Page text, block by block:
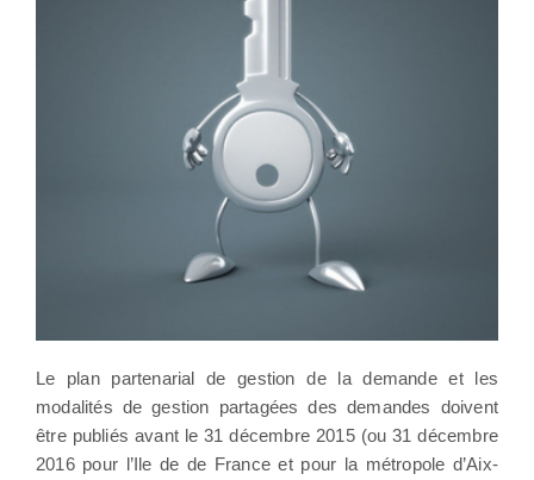
Le plan partenarial de gestion de la demande et les
modalités de gestion partagées des demandes doivent
être publiés avant le 31 décembre 2015 (ou 31 décembre
2016 pour l’Ile de de France et pour la métropole d’Aix-